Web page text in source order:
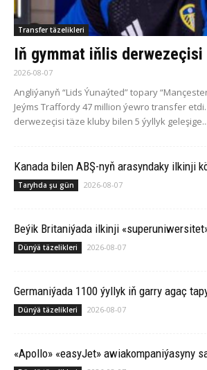
Transfer täzelikleri
Iň gymmat iňlis derwezeçisi
2026-08-07
Angliýanyň “Lids Ýunaýted” topary
Jeýms Traffordy 47 million ýewro transfer
derwezeçisi täze kluby bilen 5 ýyllyk geleşige...
Ka­na­da bilen ABŞ-nyň arasyndaky ilkinji
Taryhda şu gün 2026-08-07
Beýik Britaniýada ilkinji
Dünýä täzelikleri 2026-08-07
Germaniýada 1100 ýyllyk iň garry agaç
Dünýä täzelikleri 2026-08-07
«Apollo» «easyJet» awiakompaniýasyny